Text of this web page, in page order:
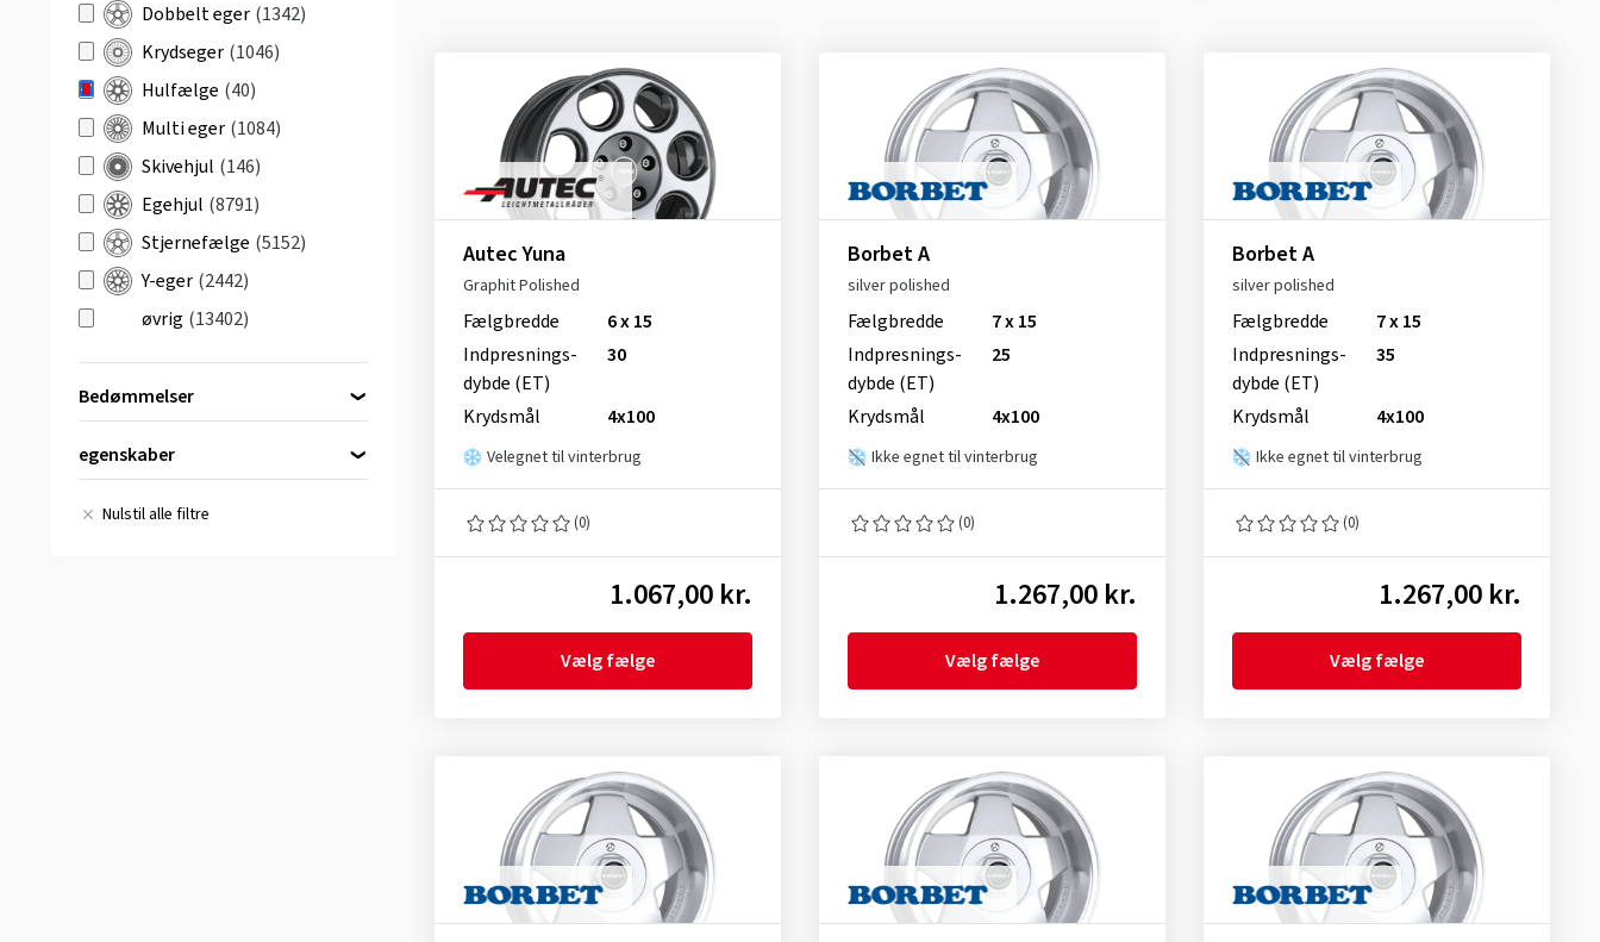
Dobbelt eger (1342)
Krydseger (1046)
Hulfælge (40)
Multi eger (1084)
Skivehjul (146)
Egehjul (8791)
Stjernefælge (5152)
Y-eger (2442)
øvrig (13402)
Bedømmelser
Alle anmeldelser(40)
egenskaber
Nulstil alle filtre
Autec Yuna
Graphit Polished
Fælgbredde
6 x 15
Indpresnings­
dybde (ET)
30
Krydsmål 4x100
Velegnet til vinterbrug
(0)
1.067,00 kr.
Vælg fælge
Borbet A
silver polished
Fælgbredde
7 x 15
Indpresnings­
dybde (ET)
25
Krydsmål 4x100
Ikke egnet til vinterbrug
(0)
1.267,00 kr.
Vælg fælge
Borbet A
silver polished
Fælgbredde
7 x 15
Indpresnings­
dybde (ET)
35
Krydsmål 4x100
Ikke egnet til vinterbrug
(0)
1.267,00 kr.
Vælg fælge